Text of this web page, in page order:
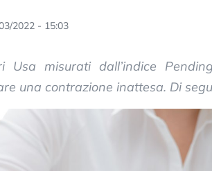
2022 - 15:03
Usa misurati dall’indice
una contrazione inattesa. Di